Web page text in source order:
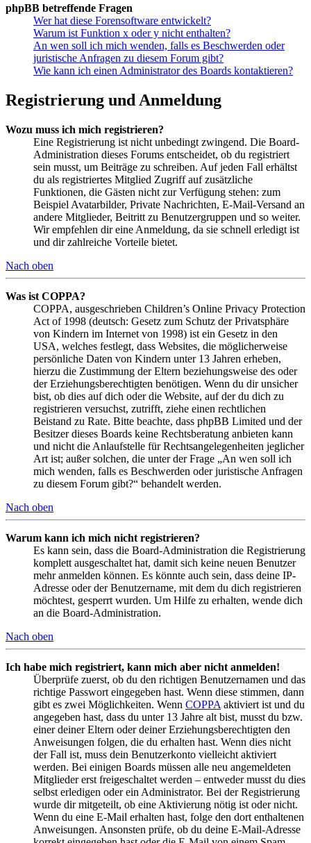
phpBB betreffende Fragen
Wer hat diese Forensoftware entwickelt?
Warum ist Funktion x oder y nicht enthalten?
An wen soll ich mich wenden, falls es Beschwerden oder
juristische Anfragen zu diesem Forum gibt?
Wie kann ich einen Administrator des Boards kontaktieren?
Registrierung und Anmeldung
Wozu muss ich mich registrieren?
Eine Registrierung ist nicht unbedingt zwingend. Die Board-
Administration dieses Forums entscheidet, ob du registriert
sein musst, um Beiträge zu schreiben. Auf jeden Fall erhältst
du als registriertes Mitglied Zugriff auf zusätzliche
Funktionen, die Gästen nicht zur Verfügung stehen: zum
Beispiel Avatarbilder, Private Nachrichten, E-Mail-Versand an
andere Mitglieder, Beitritt zu Benutzergruppen und so weiter.
Wir empfehlen dir eine Anmeldung, da sie schnell erledigt ist
und dir zahlreiche Vorteile bietet.
Nach oben
Was ist COPPA?
COPPA, ausgeschrieben Children’s Online Privacy Protection
Act of 1998 (deutsch: Gesetz zum Schutz der Privatsphäre
von Kindern im Internet von 1998) ist ein Gesetz in den
USA, welches festlegt, dass Websites, die möglicherweise
persönliche Daten von Kindern unter 13 Jahren erheben,
hierzu die Zustimmung der Eltern beziehungsweise des oder
der Erziehungsberechtigten benötigen. Wenn du dir unsicher
bist, ob dies auf dich oder die Website, auf der du dich zu
registrieren versuchst, zutrifft, ziehe einen rechtlichen
Beistand zu Rate. Bitte beachte, dass phpBB Limited und der
Besitzer dieses Boards keine Rechtsberatung anbieten kann
und nicht die Anlaufstelle für Rechtsangelegenheiten jeglicher
Art ist; außer solchen, die unter der Frage „An wen soll ich
mich wenden, falls es Beschwerden oder juristische Anfragen
zu diesem Forum gibt?“ behandelt werden.
Nach oben
Warum kann ich mich nicht registrieren?
Es kann sein, dass die Board-Administration die Registrierung
komplett ausgeschaltet hat, damit sich keine neuen Benutzer
mehr anmelden können. Es könnte auch sein, dass deine IP-
Adresse oder der Benutzername, mit dem du dich registrieren
möchtest, gesperrt wurden. Um Hilfe zu erhalten, wende dich
an die Board-Administration.
Nach oben
Ich habe mich registriert, kann mich aber nicht anmelden!
Überprüfe zuerst, ob du den richtigen Benutzernamen und das
richtige Passwort eingegeben hast. Wenn diese stimmen, dann
gibt es zwei Möglichkeiten. Wenn COPPA aktiviert ist und du
angegeben hast, dass du unter 13 Jahre alt bist, musst du bzw.
einer deiner Eltern oder deiner Erziehungsberechtigten den
Anweisungen folgen, die du erhalten hast. Wenn dies nicht
der Fall ist, muss dein Benutzerkonto vielleicht aktiviert
werden. Bei einigen Boards müssen alle neu angemeldeten
Mitglieder erst freigeschaltet werden – entweder musst du dies
selbst erledigen oder ein Administrator. Bei der Registrierung
wurde dir mitgeteilt, ob eine Aktivierung nötig ist oder nicht.
Wenn du eine E-Mail erhalten hast, folge den dort enthaltenen
Anweisungen. Ansonsten prüfe, ob du deine E-Mail-Adresse